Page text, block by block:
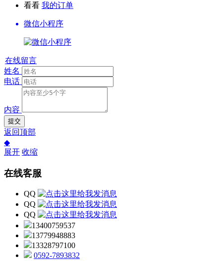
看看 我的订单
微信小程序
在线留言
姓名
电话
内容
提交
返回顶部
◆
展开 收缩
在线客服
QQ
QQ
QQ
13400759537
13779948883
13328797100
0592-7893832